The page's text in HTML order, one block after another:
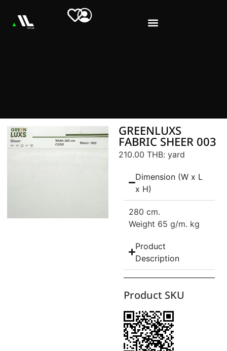
GREENLUXS
FABRIC SHEER 003
210.00 THB: yard
Dimension (W x L
x H)
280 cm.
Weight 65 g/m. kg
Product
Description
Product SKU